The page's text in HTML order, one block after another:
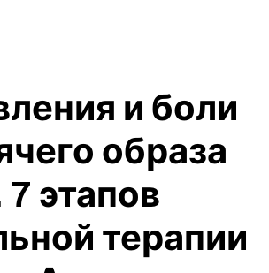
и боли
образа
этапов
терапии